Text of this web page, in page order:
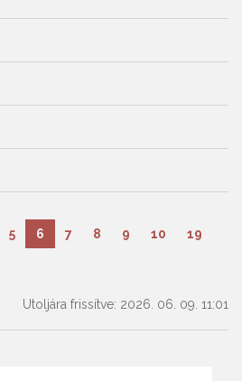
5 6 7 8 9 10 19
Utoljára frissítve: 2026. 06. 09. 11:01